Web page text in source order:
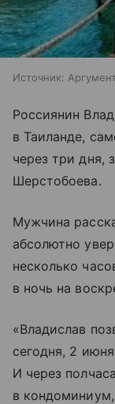
Источник:
Россиянин
в Таиланде,
через три дня,
Шерстобоева.
Мужчина
абсолютно
несколько
в ночь на
«Владислав
сегодня, 2
И через
в